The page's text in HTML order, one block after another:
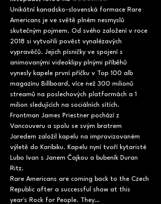
Unikátní kanadsko-slovenská formace Rare
Americans je ve světě plném nesmyslů
skutečným pojmem. Od svého založení v roce
2018 si vytvořili pověst vynalézavých
vypravěčů. Jejich písničky ve spojení s
animovanými videoklipy plnými příběhů
vynesly kapele první příčku v Top 100 alb
magazínu Billboard, více než 300 milionů
streamů na poslechových platformách a 1
milion sledujících na sociálních sítích.
Frontman James Priestner pochází z
Vancouveru a spolu se svým bratrem
Jaredem založil kapelu na improvizovaném
výletě do Karibiku. Kapelu nyní tvoří kytaristé
Lubo Ivan s Janem Čajkou a bubeník Duran
Ritz.
Rare Americans are coming back to the Czech
Republic after a successful show at this
year's Rock for People. They…